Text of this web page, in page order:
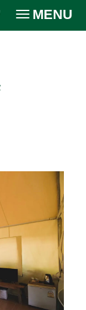
Toggle
MENU